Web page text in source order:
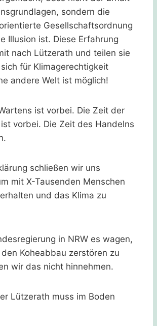
sondern die
Gesellschaftsordnung
Illusion ist. Diese Erfahrung
nach Lützerath und teilen sie
für Klimagerechtigkeit
andere Welt ist möglich!
ist vorbei. Die Zeit der
vorbei. Die Zeit des Handelns
schließen wir uns
mit X-Tausenden Menschen
und das Klima zu
in NRW es wagen,
Koheabbau zerstören zu
wir das nicht hinnehmen.
Lützerath muss im Boden